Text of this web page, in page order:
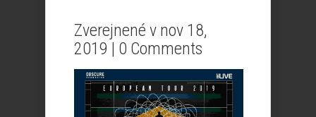
Zverejnené v nov 18,
2019 | 0 Comments